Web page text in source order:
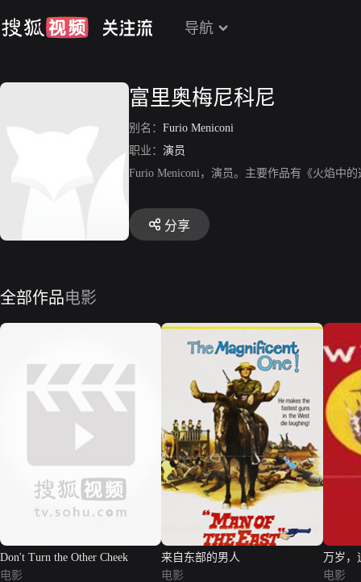
导航
富里奥梅尼科尼
别名： Furio Meniconi
职业： 演员
Furio Meniconi，演员。主要作品有《火焰中
分享
全部作品电影
Don't Turn the Other Cheek
电影
来自东部的男人
电影
万岁，
电影